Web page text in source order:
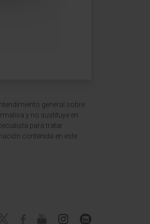
general sobre
y no sustituye en
para tratar
contenida en este